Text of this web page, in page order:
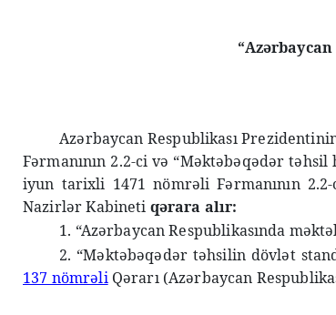
Azərbaycan Respublikası
Fərmanının 2.2-ci və “Məktəbəqədər
iyun tarixli 1471 nömrəli Fərmanının
Nazirlər Kabineti qərara alır:
1. “Azərbaycan Respublikasında
2. “Məktəbəqədər təhsilin dövlət
137 nömrəliQərarı (Azərbaycan